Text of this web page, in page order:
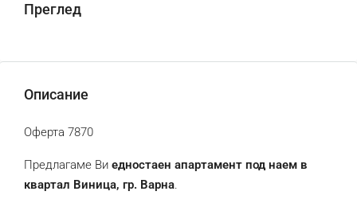
Преглед
Описание
Оферта 7870
Предлагаме Ви едностаен апартамент под наем в
квартал Виница, гр. Варна.